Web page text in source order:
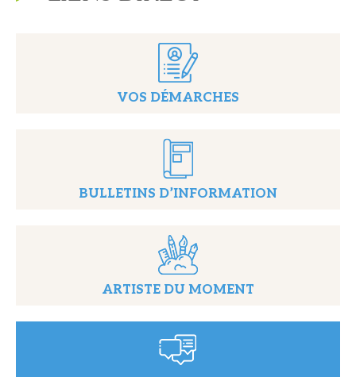
VOS DÉMARCHES
BULLETINS D’INFORMATION
ARTISTE DU MOMENT